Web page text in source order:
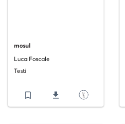
mosul
Luca Foscale
Testi
bookmark_border file_download